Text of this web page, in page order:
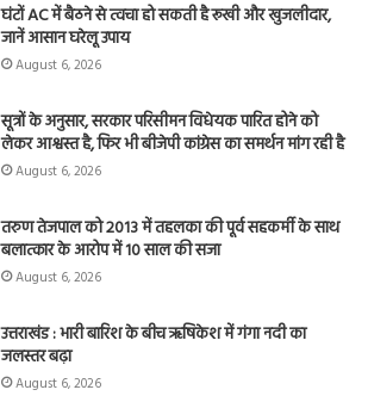
घंटों AC में बैठने से त्वचा हो सकती है रूखी और खुजलीदार,
जानें आसान घरेलू उपाय
August 6, 2026
सूत्रों के अनुसार, सरकार परिसीमन विधेयक पारित होने को
लेकर आश्वस्त है, फिर भी बीजेपी कांग्रेस का समर्थन मांग रही है
August 6, 2026
तरुण तेजपाल को 2013 में तहलका की पूर्व सहकर्मी के साथ
बलात्कार के आरोप में 10 साल की सजा
August 6, 2026
उत्तराखंड : भारी बारिश के बीच ऋषिकेश में गंगा नदी का
जलस्तर बढ़ा
August 6, 2026